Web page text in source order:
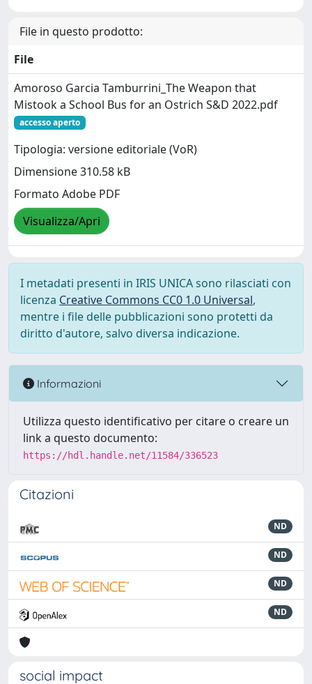
File in questo prodotto:
File
Amoroso Garcia Tamburrini_The Weapon that
Mistook a School Bus for an Ostrich S&D 2022.pdf
accesso aperto
Tipologia: versione editoriale (VoR)
Dimensione 310.58 kB
Formato Adobe PDF
Visualizza/Apri
I metadati presenti in IRIS UNICA sono rilasciati con
licenza Creative Commons CC0 1.0 Universal,
mentre i file delle pubblicazioni sono protetti da
diritto d'autore, salvo diversa indicazione.
Informazioni
Utilizza questo identificativo per citare o creare un
link a questo documento:
https://hdl.handle.net/11584/336523
Citazioni
ND
ND
ND
ND
social impact